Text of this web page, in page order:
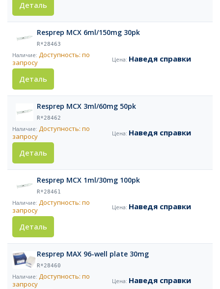
Деталь
Resprep MCX 6ml/150mg 30pk
R*28463
Доступность: по
запросу
Наведя справки
Деталь
Resprep MCX 3ml/60mg 50pk
R*28462
Доступность: по
запросу
Наведя справки
Деталь
Resprep MCX 1ml/30mg 100pk
R*28461
Доступность: по
запросу
Наведя справки
Деталь
Resprep MAX 96-well plate 30mg
R*28460
Доступность: по
запросу
Наведя справки